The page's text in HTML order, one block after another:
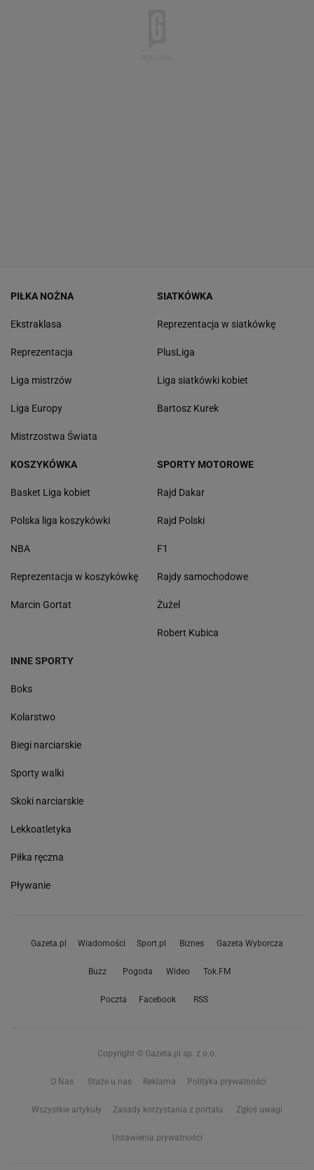
PIŁKA NOŻNA
Ekstraklasa
Reprezentacja
Liga mistrzów
Liga Europy
Mistrzostwa Świata
SIATKÓWKA
Reprezentacja w siatkówkę
PlusLiga
Liga siatkówki kobiet
Bartosz Kurek
KOSZYKÓWKA
Basket Liga kobiet
Polska liga koszykówki
NBA
Reprezentacja w koszykówkę
Marcin Gortat
SPORTY MOTOROWE
Rajd Dakar
Rajd Polski
F1
Rajdy samochodowe
Żużel
Robert Kubica
INNE SPORTY
Boks
Kolarstwo
Biegi narciarskie
Sporty walki
Skoki narciarskie
Lekkoatletyka
Piłka ręczna
Pływanie
Gazeta.pl Wiadomości Sport.pl Biznes Gazeta Wyborcza
Buzz Pogoda Wideo Tok.FM
Poczta Facebook RSS
Copyright © Gazeta.pl sp. z o.o.
O Nas Staże u nas Reklama Polityka prywatności
Wszystkie artykuły Zasady korzystania z portalu Zgłoś uwagi
Ustawienia prywatności